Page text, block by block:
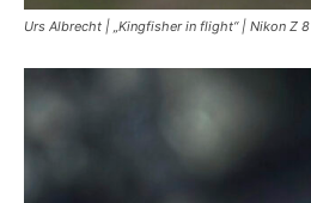
Urs Albrecht | „Kingfisher in flight“ | Nikon Z 8